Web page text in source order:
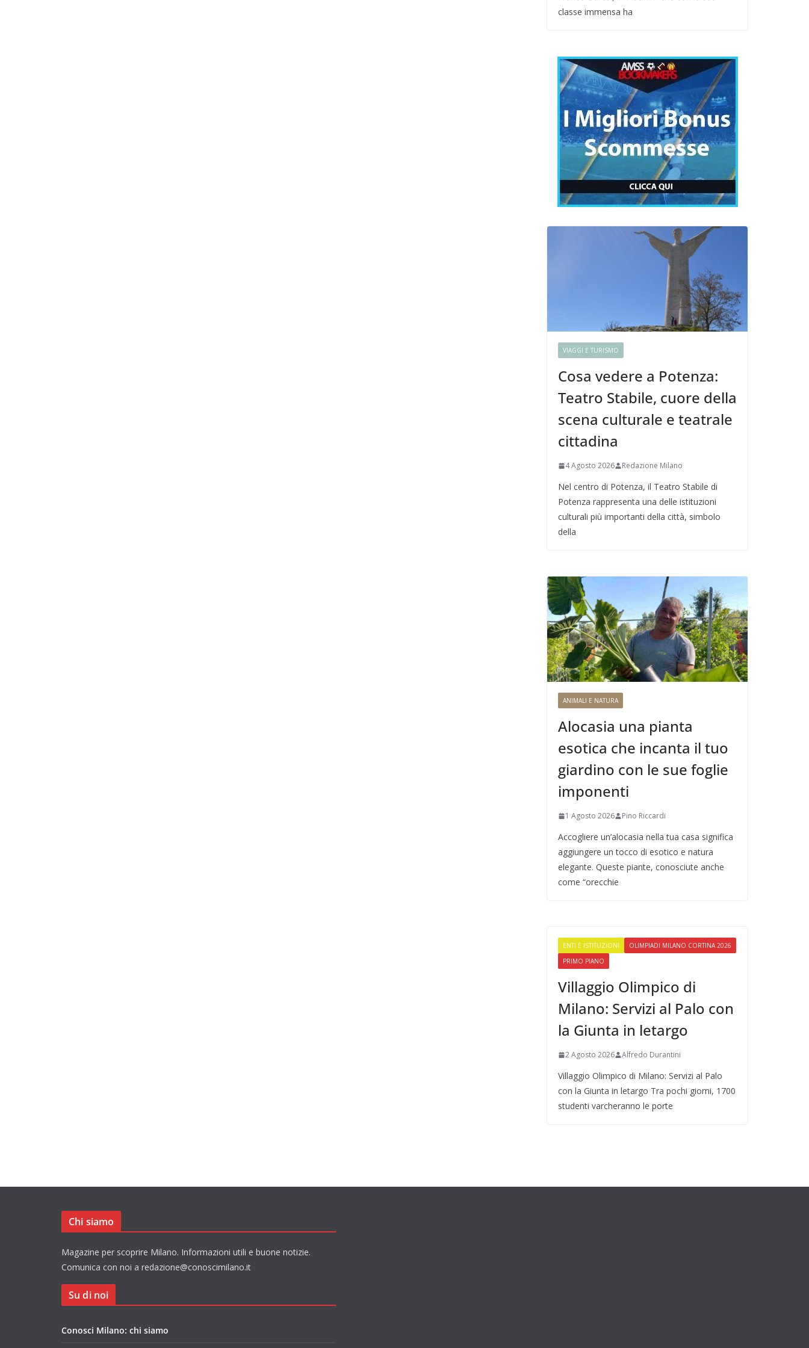
classe immensa ha
VIAGGI E TURISMO
Cosa vedere a Potenza:
Teatro Stabile, cuore della
scena culturale e teatrale
cittadina
4 Agosto 2026 Redazione Milano
Nel centro di Potenza, il Teatro Stabile di
Potenza rappresenta una delle istituzioni
culturali più importanti della città, simbolo
della
ANIMALI E NATURA
Alocasia una pianta
esotica che incanta il tuo
giardino con le sue foglie
imponenti
1 Agosto 2026 Pino Riccardi
Accogliere un’alocasia nella tua casa significa
aggiungere un tocco di esotico e natura
elegante. Queste piante, conosciute anche
come “orecchie
ENTI E ISTITUZIONI
OLIMPIADI MILANO CORTINA 2026
PRIMO PIANO
Villaggio Olimpico di
Milano: Servizi al Palo con
la Giunta in letargo
2 Agosto 2026 Alfredo Durantini
Villaggio Olimpico di Milano: Servizi al Palo
con la Giunta in letargo Tra pochi giorni, 1700
studenti varcheranno le porte
Chi siamo
Magazine per scoprire Milano. Informazioni utili e buone notizie.
Comunica con noi a redazione@conoscimilano.it
Su di noi
Conosci Milano: chi siamo